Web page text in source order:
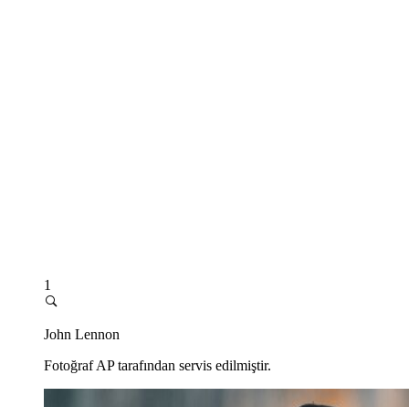
1
John Lennon
Fotoğraf AP tarafından servis edilmiştir.